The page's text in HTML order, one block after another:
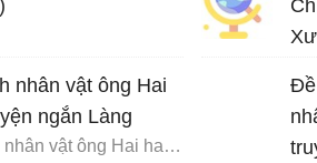
nhân vật ông Hai
ngắn Làng
Phân tích nhân vật ông Hai hay nhất
Đề